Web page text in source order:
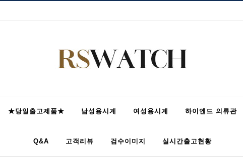
★당일출고제품★ 남성용시계 여성용시계 하이엔드 의류관
Q&A 고객리뷰 검수이미지 실시간출고현황